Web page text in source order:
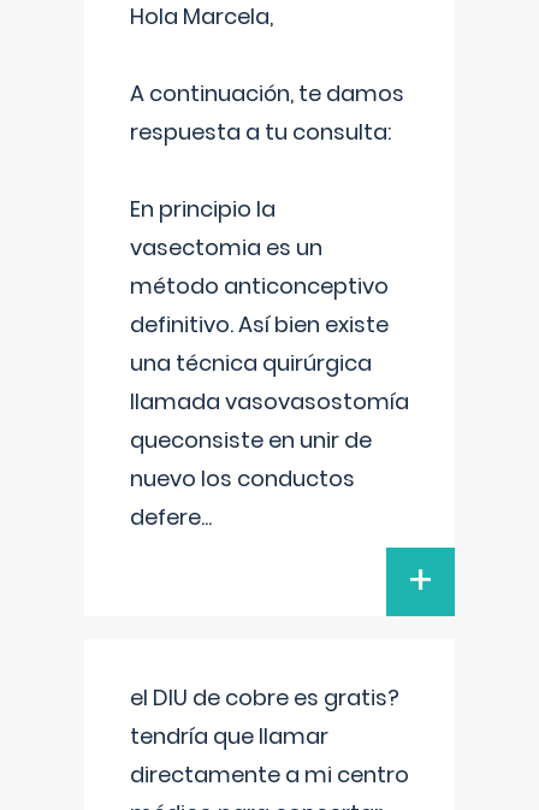
Hola Marcela,
A continuación, te damos
respuesta a tu consulta:
En principio la
vasectomia es un
método anticonceptivo
definitivo. Así bien existe
una técnica quirúrgica
llamada vasovasostomía
queconsiste en unir de
nuevo los conductos
defere...
+
el DIU de cobre es gratis?
tendría que llamar
directamente a mi centro